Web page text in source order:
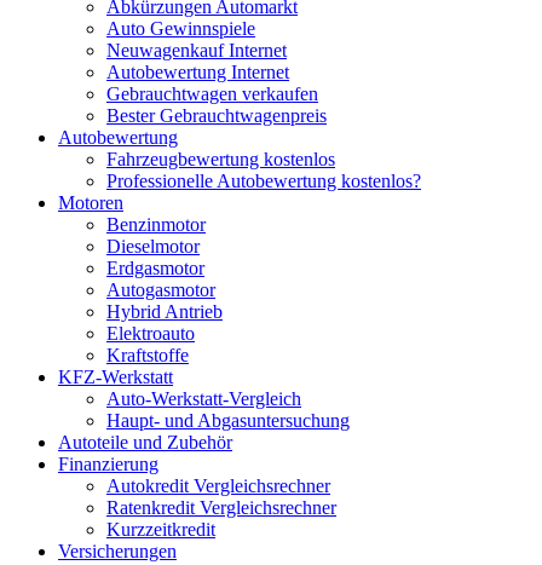
Abkürzungen Automarkt
Auto Gewinnspiele
Neuwagenkauf Internet
Autobewertung Internet
Gebrauchtwagen verkaufen
Bester Gebrauchtwagenpreis
Autobewertung
Fahrzeugbewertung kostenlos
Professionelle Autobewertung kostenlos?
Motoren
Benzinmotor
Dieselmotor
Erdgasmotor
Autogasmotor
Hybrid Antrieb
Elektroauto
Kraftstoffe
KFZ-Werkstatt
Auto-Werkstatt-Vergleich
Haupt- und Abgasuntersuchung
Autoteile und Zubehör
Finanzierung
Autokredit Vergleichsrechner
Ratenkredit Vergleichsrechner
Kurzzeitkredit
Versicherungen